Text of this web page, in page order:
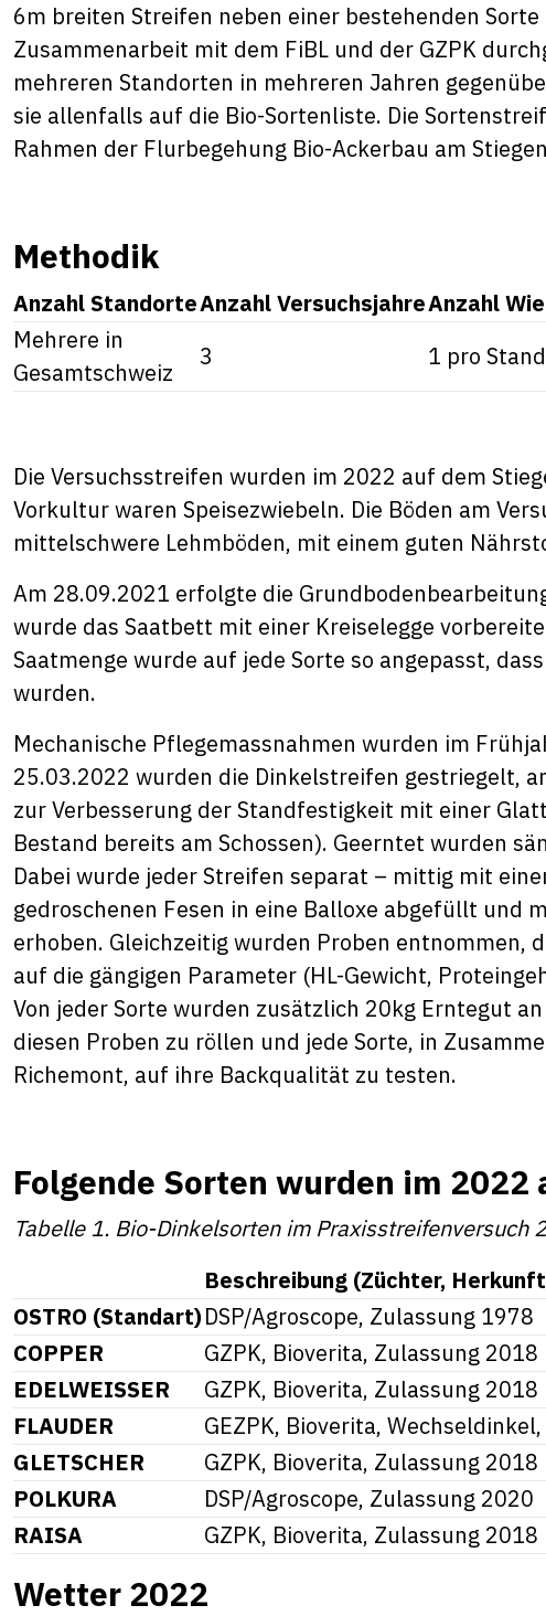
6m breiten Streifen neben einer bestehenden
Zusammenarbeit mit dem FiBL und der GZPK
mehreren Standorten in mehreren Jahren
sie allenfalls auf die Bio-Sortenliste. Die
Rahmen der Flurbegehung Bio-Ackerbau am
Methodik
Anzahl StandorteAnzahl VersuchsjahreAnzahl
Mehrere in
Gesamtschweiz
3 1 pro
Die Versuchsstreifen wurden im 2022 auf dem
Vorkultur waren Speisezwiebeln. Die Böden am
mittelschwere Lehmböden, mit einem guten
Am 28.09.2021 erfolgte die
wurde das Saatbett mit einer Kreiselegge
Saatmenge wurde auf jede Sorte so angepasst,
wurden.
Mechanische Pflegemassnahmen wurden im
25.03.2022 wurden die Dinkelstreifen gestriegelt,
zur Verbesserung der Standfestigkeit mit einer
Bestand bereits am Schossen). Geerntet wurden
Dabei wurde jeder Streifen separat – mittig mit
gedroschenen Fesen in eine Balloxe abgefüllt und
erhoben. Gleichzeitig wurden Proben entnommen,
auf die gängigen Parameter (HL-Gewicht,
Von jeder Sorte wurden zusätzlich 20kg Erntegut
diesen Proben zu röllen und jede Sorte, in
Richemont, auf ihre Backqualität zu testen.
Folgende Sorten wurden im 2022
Tabelle 1. Bio-Dinkelsorten im Praxisstreifenversuch
Beschreibung (Züchter,
OSTRO (Standart)DSP/Agroscope, Zulassung 1978
COPPER
GZPK, Bioverita, Zulassung 2018
EDELWEISSER
GZPK, Bioverita, Zulassung 2018
FLAUDER
GEZPK, Bioverita,
GLETSCHER
GZPK, Bioverita, Zulassung 2018
POLKURA
DSP/Agroscope, Zulassung 2020
RAISA
GZPK, Bioverita, Zulassung 2018
Wetter 2022